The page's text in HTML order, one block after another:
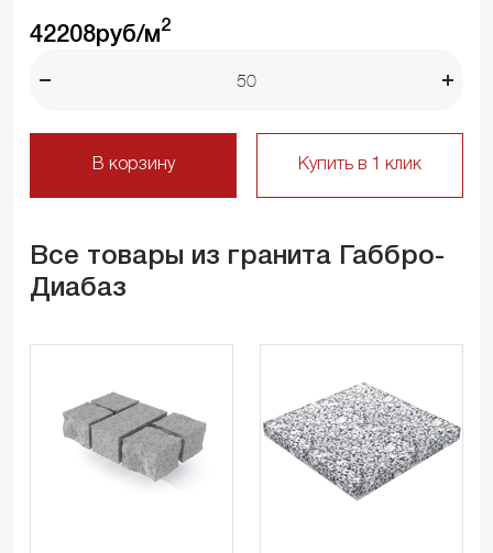
42208руб/м2
В корзину Купить в 1 клик
Все товары из гранита Габбро-
Диабаз